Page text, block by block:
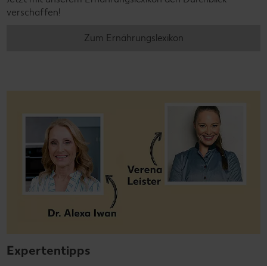
verschaffen!
Zum Ernährungslexikon
Expertentipps